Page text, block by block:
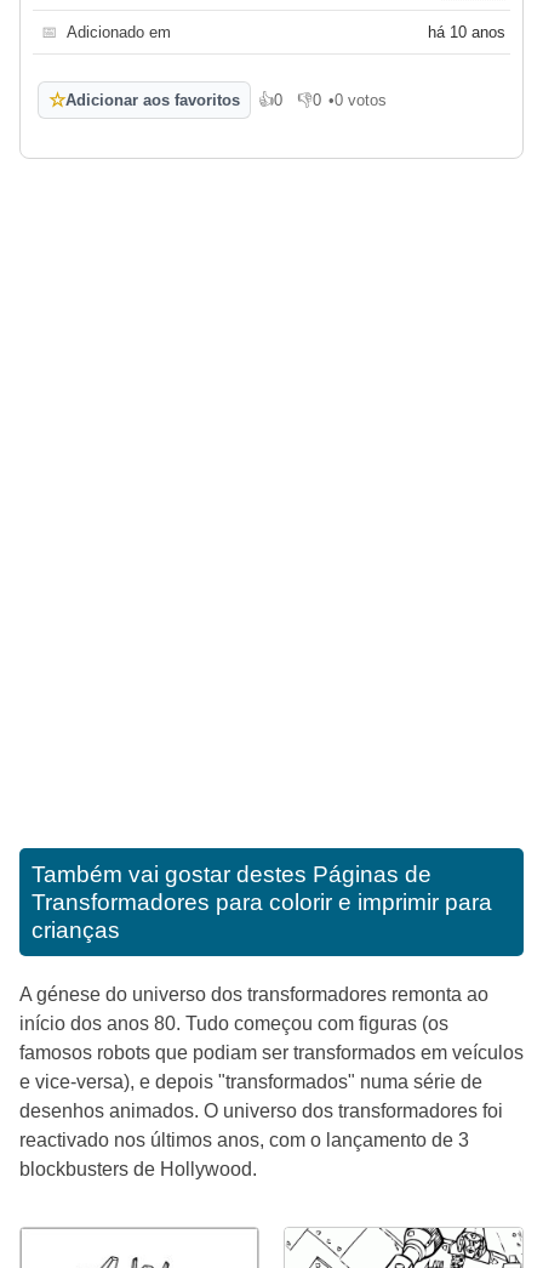
📅 Adicionado em há 10 anos
☆Adicionar aos favoritos 👍0
Gosto 👎0
Não gosto
•0 votos
Também vai gostar destes Páginas de
Transformadores para colorir e imprimir para
crianças
A génese do universo dos transformadores remonta ao
início dos anos 80. Tudo começou com figuras (os
famosos robots que podiam ser transformados em veículos
e vice-versa), e depois "transformados" numa série de
desenhos animados. O universo dos transformadores foi
reactivado nos últimos anos, com o lançamento de 3
blockbusters de Hollywood.